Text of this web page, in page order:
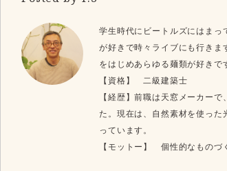
学生時代にビートルズにはま
が好きで時々ライブにも行きま
をはじめあらゆる麺類が好きで
【資格】 二級建築士
【経歴】前職は天窓メーカー
た。現在は、自然素材を使った
っています。
【モットー】 個性的なものづ